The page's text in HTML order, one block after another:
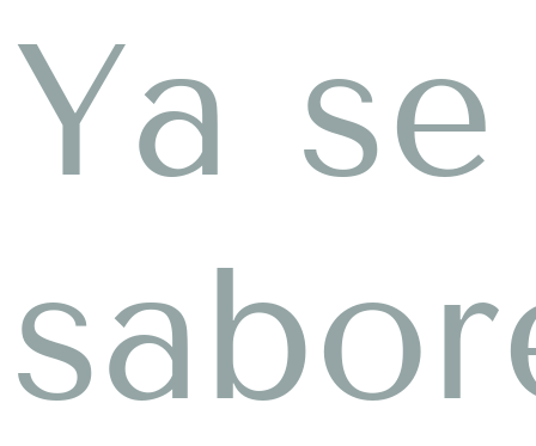
Ya se